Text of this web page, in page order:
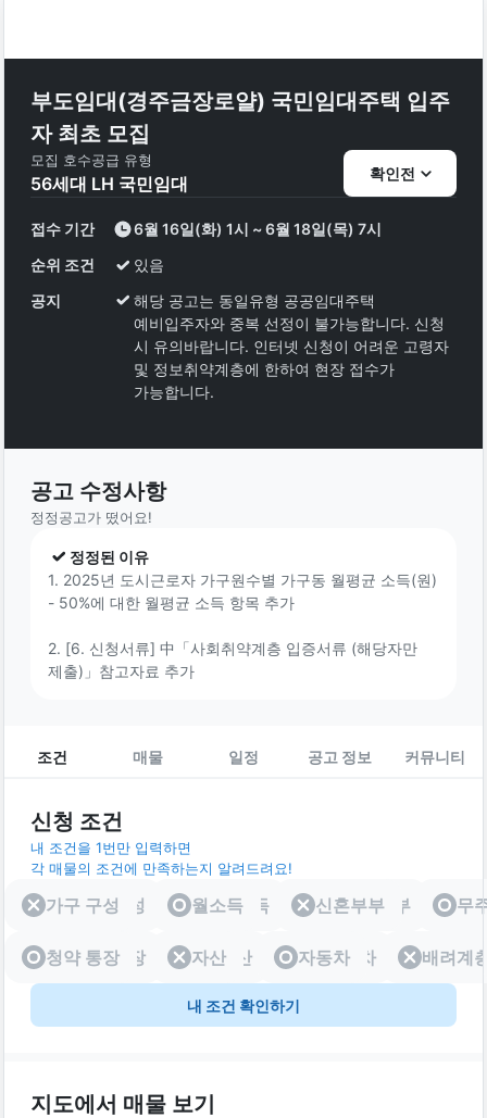
부도임대(경주금장로얄) 국민임대주택 입주
자 최초 모집
모집 호수
56세대
공급 유형
LH 국민임대 확인전
접수 기간
6월 16일(화) 1시 ~ 6월 18일(목) 7시
순위 조건
있음
공지
해당 공고는 동일유형 공공임대주택
예비입주자와 중복 선정이 불가능합니다. 신청
시 유의바랍니다. 인터넷 신청이 어려운 고령자
및 정보취약계층에 한하여 현장 접수가
가능합니다.
공고 수정사항
정정공고가 떴어요!
정정된 이유
1. 2025년 도시근로자 가구원수별 가구동 월평균 소득(원)
- 50%에 대한 월평균 소득 항목 추가
2. [6. 신청서류] 中「사회취약계층 입증서류 (해당자만
제출)」참고자료 추가
조건 매물 일정 공고 정보 커뮤니티
신청 조건
내 조건을 1번만 입력하면
각 매물의 조건에 만족하는지 알려드려요!
가구 구성 월소득 신혼부부
가구 구성 월소득 신혼부부 무
청약 통장 자산 자동차 배려
청약 통장 자산 자동차 배려계
내 조건 확인하기
지도에서 매물 보기